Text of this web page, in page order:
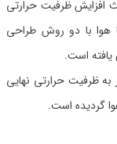
افزایش ظرفیت حرارتی
هوا با دو روش طراحی
یافته است.
به ظرفیت حرارتی نهایی
گردیده است.